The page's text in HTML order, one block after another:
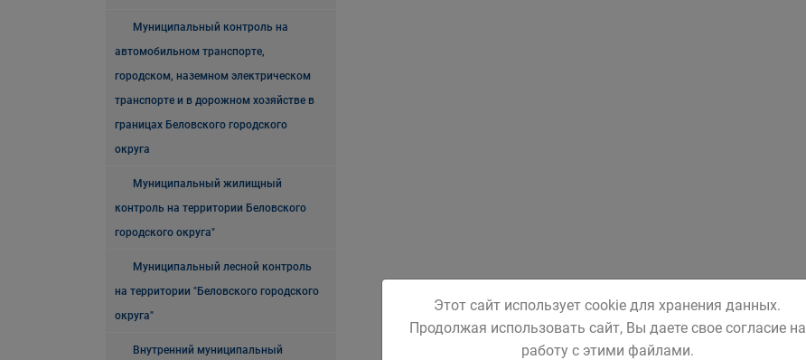
Муниципальный контроль на
автомобильном транспорте,
городском, наземном электрическом
транспорте и в дорожном хозяйстве в
границах Беловского городского
округа
Муниципальный жилищный
контроль на территории Беловского
городского округа"
Муниципальный лесной контроль
на территории "Беловского городского
округа"
Внутренний муниципальный
Этот сайт использует cookie для хранения данных.
Продолжая использовать сайт, Вы даете свое согласие на
работу с этими файлами.